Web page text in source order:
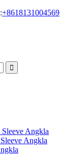
+8618131004569
Angkla
Angkla